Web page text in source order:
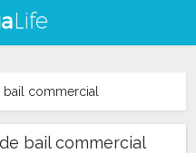
commercial
bail commercial